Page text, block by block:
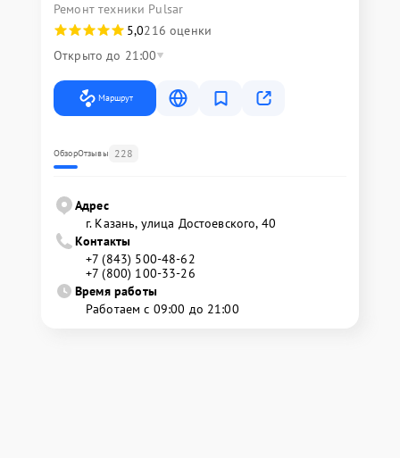
Ремонт техники Pulsar
5,0216 оценки
Открыто до 21:00
Маршрут
ОбзорОтзывы 228
Адрес
г. Казань, улица Достоевского, 40
Контакты
+7 (843) 500-48-62
+7 (800) 100-33-26
Время работы
Работаем с 09:00 до 21:00